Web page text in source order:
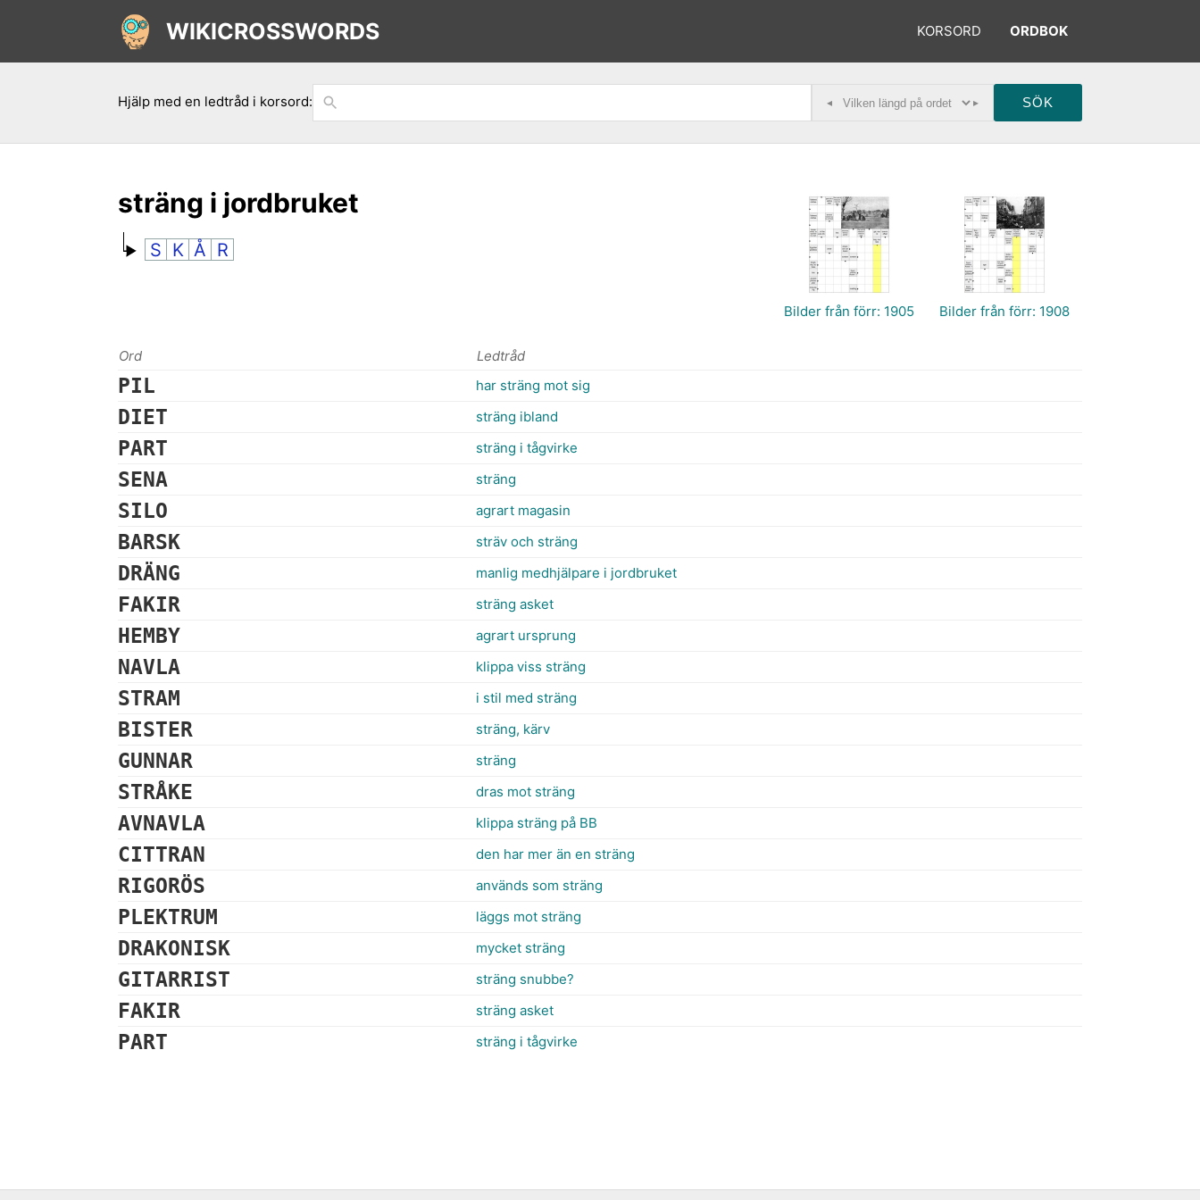
WIKICROSSWORDS KORSORD ORDBOK
Hjälp med en ledtråd i korsord: ◂ ▸
sträng i jordbruket
S K Å R
Bilder från förr: 1905 Bilder från förr: 1908
Ord Ledtråd
PIL har sträng mot sig
DIET sträng ibland
PART sträng i tågvirke
SENA sträng
SILO agrart magasin
BARSK sträv och sträng
DRÄNG manlig medhjälpare i jordbruket
FAKIR sträng asket
HEMBY agrart ursprung
NAVLA klippa viss sträng
STRAM i stil med sträng
BISTER sträng, kärv
GUNNAR sträng
STRÅKE dras mot sträng
AVNAVLA klippa sträng på BB
CITTRAN den har mer än en sträng
RIGORÖS används som sträng
PLEKTRUM läggs mot sträng
DRAKONISK mycket sträng
GITARRIST sträng snubbe?
FAKIR sträng asket
PART sträng i tågvirke